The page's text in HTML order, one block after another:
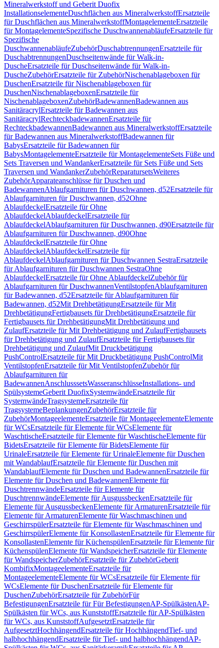
Mineralwerkstoff und Geberit Duofix
InstallationselementeDuschflächen aus MineralwerkstoffErsatzteile
für Duschflächen aus MineralwerkstoffMontagelementeErsatzteile
für MontagelementeSpezifische DuschwannenabläufeErsatzteile für
Spezifische
DuschwannenabläufeZubehörDuschabtrennungenErsatzteile für
DuschabtrennungenDuschseitenwände für Walk-in-
DuscheErsatzteile für Duschseitenwände für Walk-in-
DuscheZubehörErsatzteile für ZubehörNischenablageboxen für
DuschenErsatzteile für Nischenablageboxen für
DuschenNischenablageboxenErsatzteile für
NischenablageboxenZubehörBadewannenBadewannen aus
SanitäracrylErsatzteile für Badewannen aus
SanitäracrylRechteckbadewannenErsatzteile für
RechteckbadewannenBadewannen aus MineralwerkstoffErsatzteile
für Badewannen aus MineralwerkstoffBadewannen für
BabysErsatzteile für Badewannen für
BabysMontagelementeErsatzteile für MontagelementeSets Füße und
Sets Traversen und WandankerErsatzteile für Sets Füße und Sets
Traversen und WandankerZubehörReparatursetsWeiteres
ZubehörApparateanschlüsse für Duschen und
BadewannenAblaufgarnituren für Duschwannen, d52Ersatzteile für
Ablaufgarnituren für Duschwannen, d52Ohne
AblaufdeckelErsatzteile für Ohne
AblaufdeckelAblaufdeckelErsatzteile für
AblaufdeckelAblaufgarnituren für Duschwannen, d90Ersatzteile für
Ablaufgarnituren für Duschwannen, d90Ohne
AblaufdeckelErsatzteile für Ohne
AblaufdeckelAblaufdeckelErsatzteile für
AblaufdeckelAblaufgarnituren für Duschwannen SestraErsatzteile
für Ablaufgarnituren für Duschwannen SestraOhne
AblaufdeckelErsatzteile für Ohne AblaufdeckelZubehör für
Ablaufgarnituren für DuschwannenVentilstopfenAblaufgarnituren
für Badewannen, d52Ersatzteile für Ablaufgarnituren für
Badewannen, d52Mit DrehbetätigungErsatzteile für Mit
DrehbetätigungFertigbausets für DrehbetätigungErsatzteile für
Fertigbausets für DrehbetätigungMit Drehbetätigung und
ZulaufErsatzteile für Mit Drehbetätigung und ZulaufFertigbausets
für Drehbetätigung und ZulaufErsatzteile für Fertigbausets für
Drehbetätigung und ZulaufMit Druckbetätigung
PushControlErsatzteile für Mit Druckbetätigung PushControlMit
VentilstopfenErsatzteile für Mit VentilstopfenZubehör für
Ablaufgarnituren für
BadewannenAnschlusssetsWasseranschlüsseInstallations- und
SpülsystemeGeberit DuofixSystemwändeErsatzteile für
SystemwändeTragsystemeErsatzteile für
TragsystemeBeplankungenZubehörErsatzteile für
ZubehörMontageelementeErsatzteile für MontageelementeElemente
für WCsErsatzteile für Elemente für WCsElemente für
WaschtischeErsatzteile für Elemente für WaschtischeElemente für
BidetsErsatzteile für Elemente für BidetsElemente für
UrinaleErsatzteile für Elemente für UrinaleElemente für Duschen
mit WandablaufErsatzteile für Elemente für Duschen mit
WandablaufElemente für Duschen und BadewannenErsatzteile für
Elemente für Duschen und BadewannenElemente für
DuschtrennwändeErsatzteile für Elemente für
DuschtrennwändeElemente für AusgussbeckenErsatzteile für
Elemente für AusgussbeckenElemente für ArmaturenErsatzteile für
Elemente für ArmaturenElemente für Waschmaschinen und
GeschirrspülerErsatzteile für Elemente für Waschmaschinen und
GeschirrspülerElemente für KonsollastenErsatzteile für Elemente für
KonsollastenElemente für KüchenspülenErsatzteile für Elemente für
KüchenspülenElemente für WandspeicherErsatzteile für Elemente
für WandspeicherZubehörErsatzteile für ZubehörGeberit
KombifixMontageelementeErsatzteile für
MontageelementeElemente für WCsErsatzteile für Elemente für
WCsElemente für DuschenErsatzteile für Elemente für
DuschenZubehörErsatzteile für ZubehörFür
BefestigungenErsatzteile für Für BefestigungenAP-SpülkästenAP-
Spülkästen für WCs, aus KunststoffErsatzteile für AP-Spülkästen
für WCs, aus KunststoffAufgesetztErsatzteile für
AufgesetztHochhängendErsatzteile für HochhängendTief- und
halbhochhängendErsatzteile für Tief- und halbhochhängendAP-